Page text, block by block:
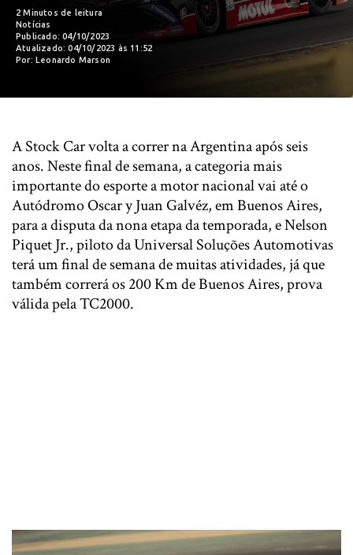
2 Minutos de leitura
Notícias
Publicado: 04/10/2023
Atualizado: 04/10/2023 às 11:52
Por: Leonardo Marson
A Stock Car volta a correr na Argentina após seis
anos. Neste final de semana, a categoria mais
importante do esporte a motor nacional vai até o
Autódromo Oscar y Juan Galvéz, em Buenos Aires,
para a disputa da nona etapa da temporada, e Nelson
Piquet Jr., piloto da Universal Soluções Automotivas
terá um final de semana de muitas atividades, já que
também correrá os 200 Km de Buenos Aires, prova
válida pela TC2000.